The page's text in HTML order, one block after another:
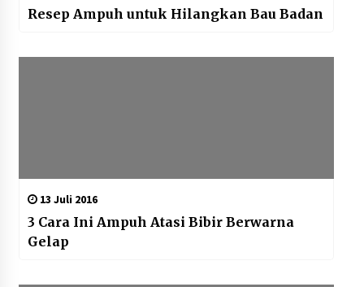
Resep Ampuh untuk Hilangkan Bau Badan
13 Juli 2016
3 Cara Ini Ampuh Atasi Bibir Berwarna
Gelap